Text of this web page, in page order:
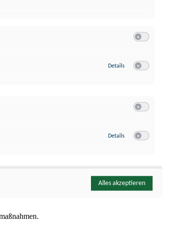
Details zu Google Analytics
Details zu YouTube
Alles akzeptieren